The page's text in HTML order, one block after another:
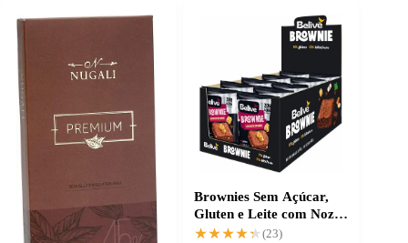
Brownies Sem Açúcar,
Gluten e Leite com Nozes
- Delícia Saudável
★★★★★
★★★★★(23)